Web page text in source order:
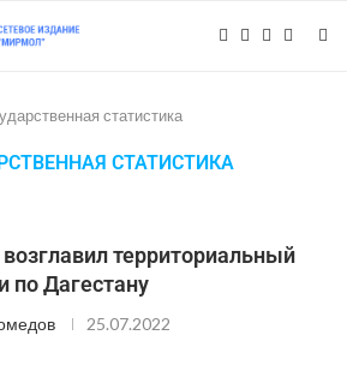
статистика
СТАТИСТИКА
территориальный
по Дагестану
25.07.2022